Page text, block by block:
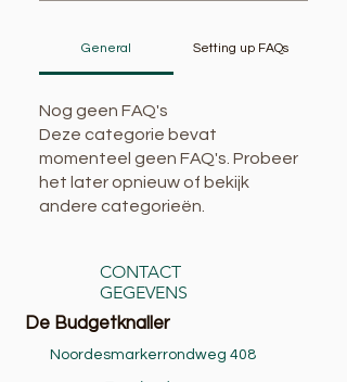
General Setting up FAQs
Nog geen FAQ's
Deze categorie bevat
momenteel geen FAQ's. Probeer
het later opnieuw of bekijk
andere categorieën.
CONTACT
GEGEVENS
De Budgetknaller
Noordesmarkerrondweg 408